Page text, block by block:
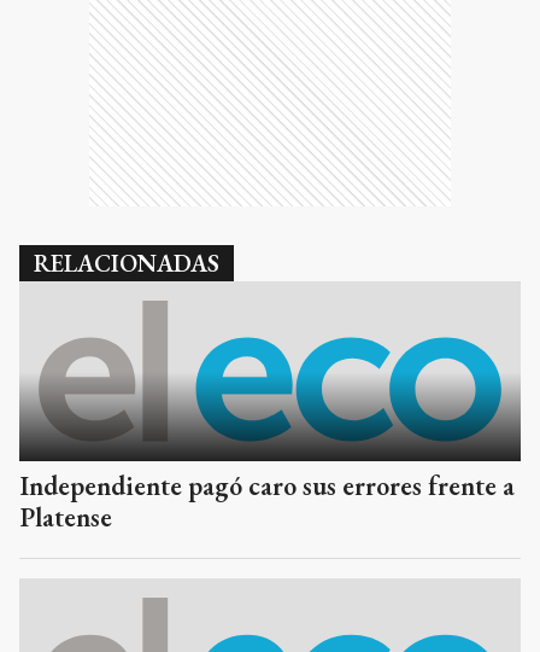
RELACIONADAS
Independiente pagó caro sus errores frente a
Platense